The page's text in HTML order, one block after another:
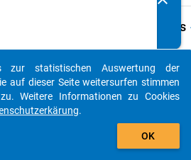
Details
A40
In
auto_stories
add_shopping_cart
zur statistischen Auswertung der
auf dieser Seite weitersurfen stimmen
Weitere Informationen zu Cookies
.
OK